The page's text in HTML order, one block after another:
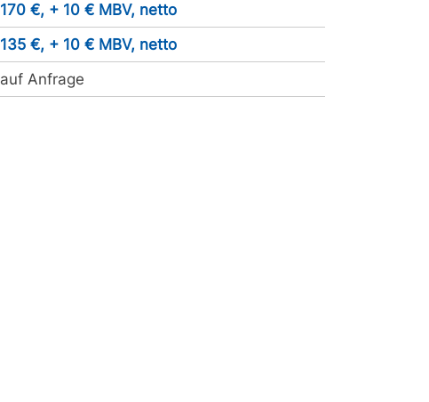
170 €, + 10 € MBV, netto
135 €, + 10 € MBV, netto
auf Anfrage